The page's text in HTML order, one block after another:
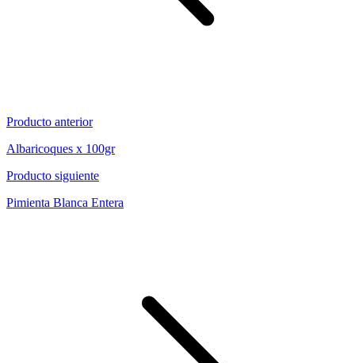
Producto anterior
Albaricoques x 100gr
Producto siguiente
Pimienta Blanca Entera